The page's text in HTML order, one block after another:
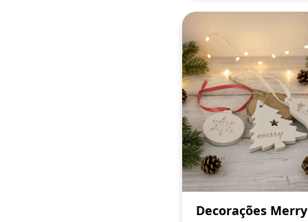
Decorações Merry